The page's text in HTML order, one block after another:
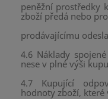
peněžní prostředky
zboží předá nebo
prodávajícímu
4.6 Náklady
nese v plné výši
4.7 Kupující
hodnoty zboží,